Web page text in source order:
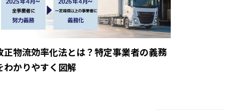
正物流効率化法とは？特定事業者の義務
わかりやすく図解